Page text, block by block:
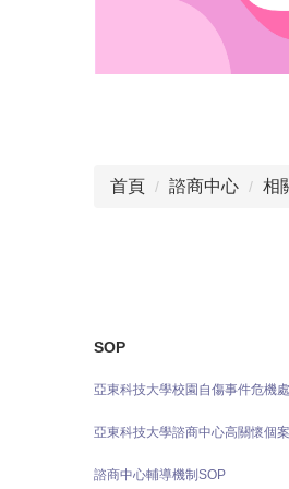
首頁 諮商中心 相
SOP
亞東科技大學校園自傷事件危機
亞東科技大學諮商中心高關懷個
諮商中心輔導機制SOP